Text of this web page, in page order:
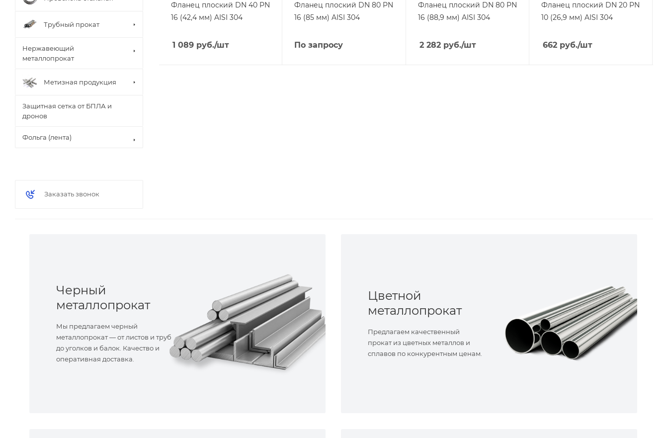
Фланец плоский DN 40 PN
16 (42,4 мм) AISI 304
1 089 руб./шт
Фланец плоский DN 80 PN
16 (85 мм) AISI 304
По запросу
Фланец плоский DN 80 PN
16 (88,9 мм) AISI 304
2 282руб./шт
Фланец плоский DN 20 PN
10 (26,9 мм) AISI 304
662руб./шт
Трубный прокат
Нержавеющий
металлопрокат
Метизная продукция
Защитная сетка от БПЛА и
дронов
Фольга (лента)
Заказать звонок
Черный
металлопрокат
Мы предлагаем черный
металлопрокат — от листов и труб
до уголков и балок. Качество и
оперативная доставка.
Цветной
металлопрокат
Предлагаем качественный
прокат из цветных металлов и
сплавов по конкурентным ценам.